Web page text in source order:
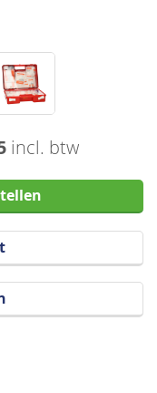
incl. btw